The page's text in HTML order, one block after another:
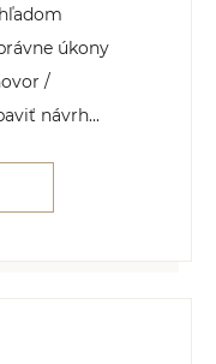
úkony
/
návrh...